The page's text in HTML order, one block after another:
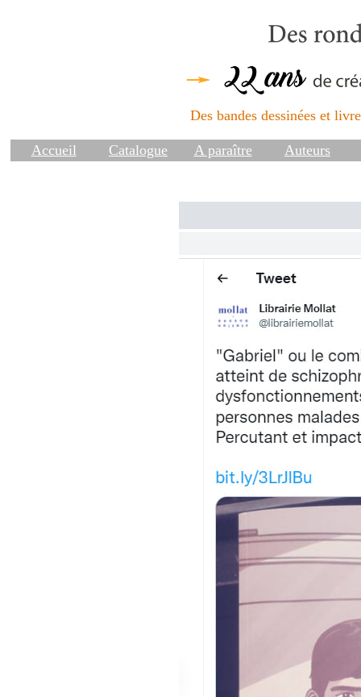
Des bandes dessinées et
Accueil Catalogue A paraître Auteurs